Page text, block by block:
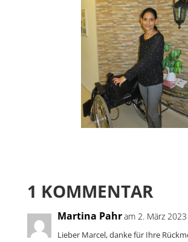
1 KOMMENTAR
Martina Pahram 2. März
Lieber Marcel, danke für Ihre